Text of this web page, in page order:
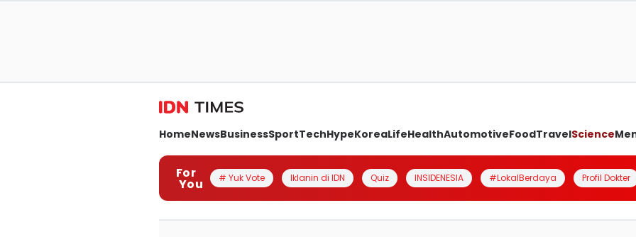
HomeNewsBusinessSportTechHypeKoreaLifeHealthAutomotiveFoodTravelScience
For
You # Yuk Vote Iklanin di IDN Quiz INSIDENESIA #LokalBerdaya Profil Dokter